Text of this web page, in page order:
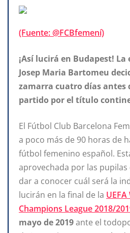
(Fuente: @FCBfemení)
¡Así lucirá en Budapest!
Josep Maria Bartomeu
zamarra cuatro días antes
partido por el título
El Fútbol Club Barcelona
a poco más de 90 horas de
fútbol femenino español.
aprovechada por las pupilas
dar a conocer cuál será la
lucirán en la final de la UEFA
Champions League 2018/
mayo de 2019ante el